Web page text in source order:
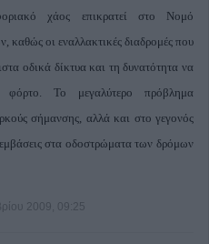
χάος επικρατεί στο Νομό
καθώς οι εναλλακτικές διαδρομές που
οδικά δίκτυα και τη δυνατότητα να
Το μεγαλύτερο πρόβλημα
σήμανσης, αλλά και στο γεγονός
στα οδοστρώματα των δρόμων
2009, 09:25